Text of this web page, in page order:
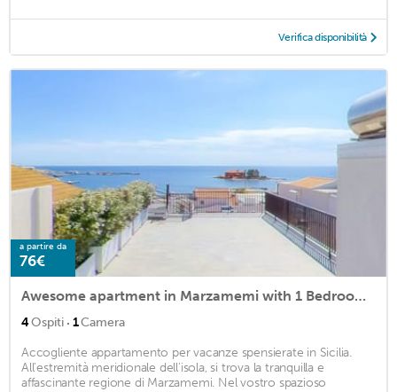
Verifica disponibilità
a partire da
76€
Awesome apartment in Marzamemi with 1 Bedrooms and WiFi
4Ospiti · 1Camera
Accogliente appartamento per vacanze spensierate in Sicilia.
All'estremità meridionale dell'isola, si trova la tranquilla e
affascinante regione di Marzamemi. Nel vostro spazioso